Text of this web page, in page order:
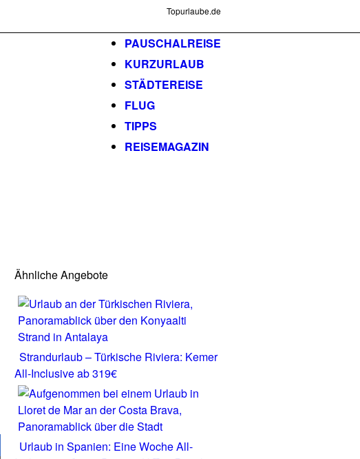
Topurlaube.de
PAUSCHALREISE
KURZURLAUB
STÄDTEREISE
FLUG
TIPPS
REISEMAGAZIN
Ähnliche Angebote
Strandurlaub – Türkische Riviera: Kemer
All-Inclusive ab 319€
Urlaub in Spanien: Eine Woche All-